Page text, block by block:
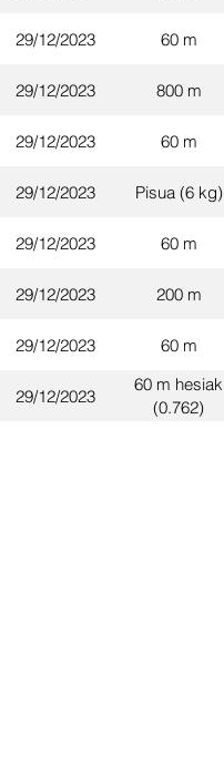
29/12/2023 60 m
29/12/2023 800 m
29/12/2023 60 m
29/12/2023 Pisua (6 kg)
29/12/2023 60 m
29/12/2023 200 m
29/12/2023 60 m
29/12/2023
60 m hesiak
(0.762)